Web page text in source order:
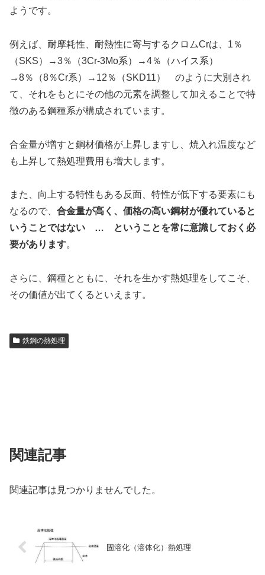
ようです。
例えば、耐摩耗性、耐熱性に寄与するクロムCrは、1％
（SKS）→3％（3Cr-3Mo系）→4％（ハイス系）
→8％（8％Cr系）→12％（SKD11） のように大別され
て、それをもとにその他の元素を調整して加えることで特
徴のある鋼種系が構成されています。
合金量が増すと鋼材価格が上昇しますし、焼入れ温度など
も上昇して熱処理費用も増大します。
また、向上する特性もある反面、特性が低下する要素にも
なるので、 合金量が高く、価格の高い鋼材が優れていると
いうことではない … ということを常に意識しておく必
要があります。
さらに、鋼種とともに、それを生かす熱処理をしてこそ、
その価値が出てくるといえます。
鉄鋼の熱処理
関連記事
関連記事は見つかりませんでした。
固溶化（溶体化）熱処理